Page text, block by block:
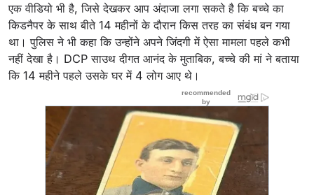
एक वीडियो भी है, जिसे देखकर आप अंदाजा लगा सकते है कि बच्चे का
किडनैपर के साथ बीते 14 महीनों के दौरान किस तरह का संबंध बन गया
था। पुलिस ने भी कहा कि उन्होंने अपने जिंदगी में ऐसा मामला पहले कभी
नहीं देखा है। DCP साउथ दीगत आनंद के मुताबिक, बच्चे की मां ने बताया
कि 14 महीने पहले उसके घर में 4 लोग आए थे।